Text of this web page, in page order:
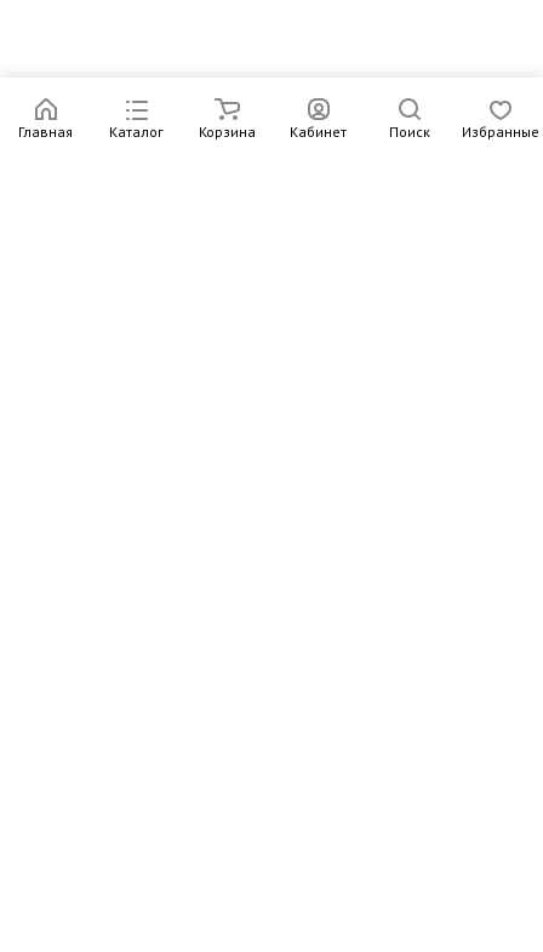
Главная Каталог Корзина Кабинет Поиск Избранные